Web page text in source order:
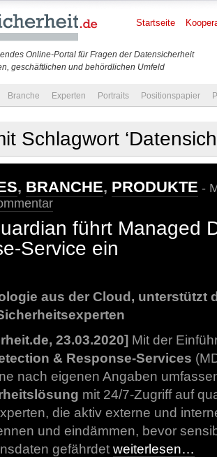
Online-Portal für Fragen der Datensicherheit
geschäftlichen und behördlichen Umfeld
Startseite
Branche Experten Portraits Positionspapier
Schlagwort
, BRANCHE, PRODUKTE -
führt Managed
Service ein
aus der Cloud, unterstützt
23.03.2020] Mit der
& Response-Services
nach eigenen Angaben
mit 24/7-Zugriff auf
die aktiv externe und
und eindämmen, bevor
gefährdet weiterlesen…